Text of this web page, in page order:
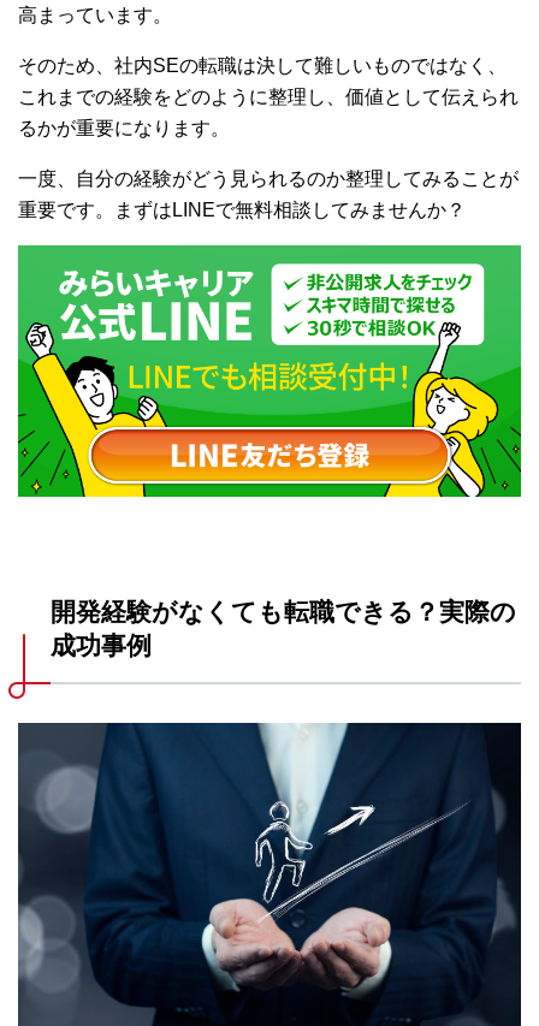
高まっています。
そのため、社内SEの転職は決して難しいものではなく、
これまでの経験をどのように整理し、価値として伝えられ
るかが重要になります。
一度、自分の経験がどう見られるのか整理してみることが
重要です。まずはLINEで無料相談してみませんか？
開発経験がなくても転職できる？実際の
成功事例